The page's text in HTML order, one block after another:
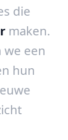
die
maken.
een
hun